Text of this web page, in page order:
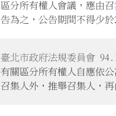
區分所有權人會議，應由
告為之，公告期間不得少於
臺北市政府法規委員會
有關區分所有權人自應依
召集人外，推舉召集人，